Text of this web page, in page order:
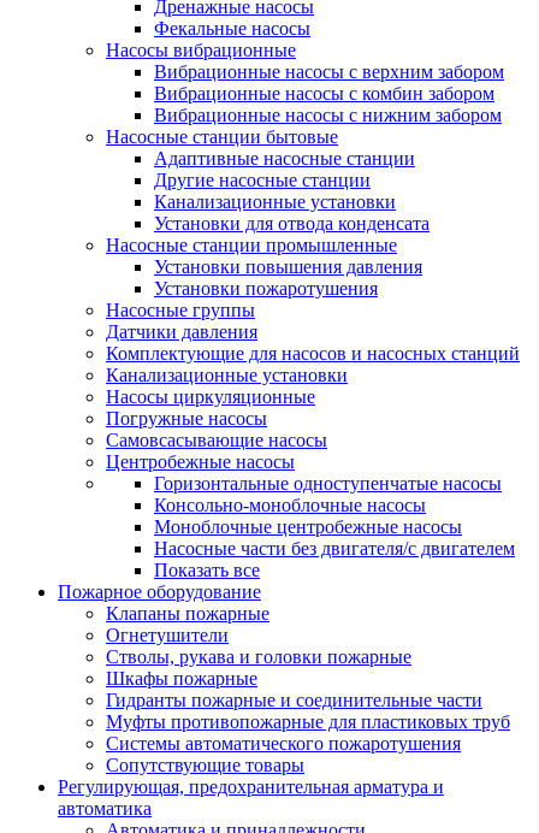
Дренажные насосы
Фекальные насосы
Насосы вибрационные
Вибрационные насосы с верхним забором
Вибрационные насосы с комбин забором
Вибрационные насосы с нижним забором
Насосные станции бытовые
Адаптивные насосные станции
Другие насосные станции
Канализационные установки
Установки для отвода конденсата
Насосные станции промышленные
Установки повышения давления
Установки пожаротушения
Насосные группы
Датчики давления
Комплектующие для насосов и насосных станций
Канализационные установки
Насосы циркуляционные
Погружные насосы
Самовсасывающие насосы
Центробежные насосы
Горизонтальные одноступенчатые насосы
Консольно-моноблочные насосы
Моноблочные центробежные насосы
Насосные части без двигателя/с двигателем
Показать все
Пожарное оборудование
Клапаны пожарные
Огнетушители
Стволы, рукава и головки пожарные
Шкафы пожарные
Гидранты пожарные и соединительные части
Муфты противопожарные для пластиковых труб
Системы автоматического пожаротушения
Сопутствующие товары
Регулирующая, предохранительная арматура и
автоматика